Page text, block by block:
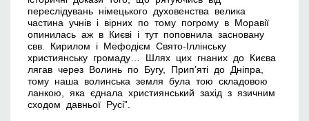
переслідувань німецького духовенства велика
частина учнів і вірних по тому погрому в Моравії
опинилась аж в Києві і тут поповнила засновану
свв. Кирилом і Мефодієм Свято-Іллінську
християнську громаду… Шлях цих гнаних до Києва
лягав через Волинь по Бугу, Прип’яті до Дніпра,
тому наша волинська земля була тою складовою
ланкою, яка єднала християнський захід з язичним
сходом давньої Русі”.